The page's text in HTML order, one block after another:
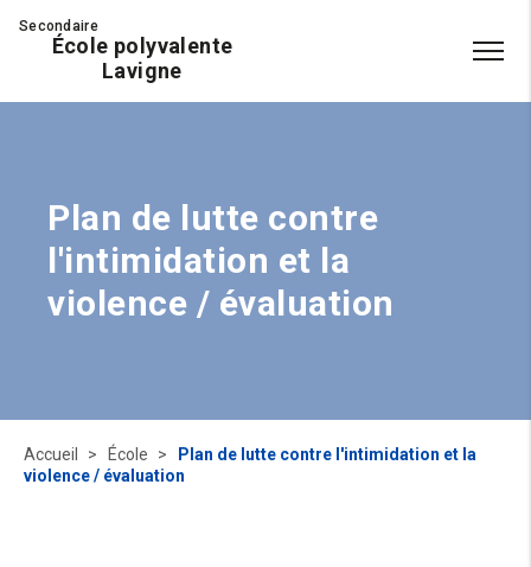
Secondaire
École polyvalente
Lavigne
Plan de lutte contre
l'intimidation et la
violence / évaluation
Accueil École
Plan de lutte contre l'intimidation et la
violence / évaluation